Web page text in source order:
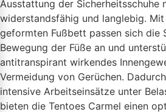
Ausstattung der Sicherheitsschuhe
widerstandsfähig und langlebig.
geformten Fußbett passen sich die
Bewegung der Füße an und
antitranspirant wirkendes
Vermeidung von Gerüchen.
intensive Arbeitseinsätze unter
bieten die Tentoes Carmel einen